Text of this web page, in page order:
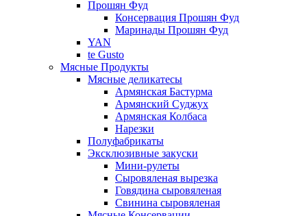
Прошян Фуд
Консервация Прошян Фуд
Маринады Прошян Фуд
YAN
te Gusto
Мясные Продукты
Мясные деликатесы
Армянская Бастурма
Армянский Суджух
Армянская Колбаса
Нарезки
Полуфабрикаты
Эксклюзивные закуски
Мини-рулеты
Сыровяленая вырезка
Говядина сыровяленая
Свинина сыровяленая